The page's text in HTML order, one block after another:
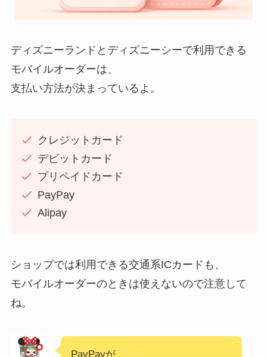
ディズニーランドとディズニーシーで利用できる
モバイルオーダーは、
支払い方法が決まっているよ。
クレジットカード
デビットカード
プリペイドカード
PayPay
Alipay
ショップでは利用できる交通系ICカードも、
モバイルオーダーのときは使えないので注意して
ね。
PayPayが